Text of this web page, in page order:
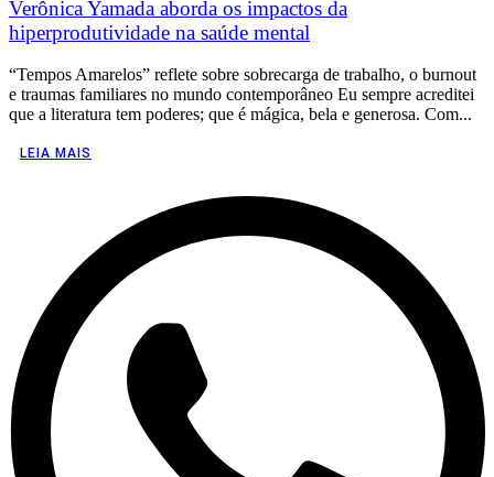
Verônica Yamada aborda os impactos da
hiperprodutividade na saúde mental
“Tempos Amarelos” reflete sobre sobrecarga de trabalho, o burnout
e traumas familiares no mundo contemporâneo Eu sempre acreditei
que a literatura tem poderes; que é mágica, bela e generosa. Com...
LEIA MAIS